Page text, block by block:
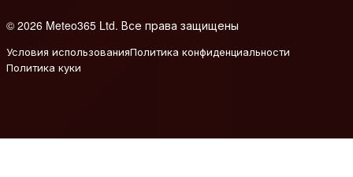
© 2026 Meteo365 Ltd. Все права защищены
Условия использованияПолитика конфиденциальности
Политика куки